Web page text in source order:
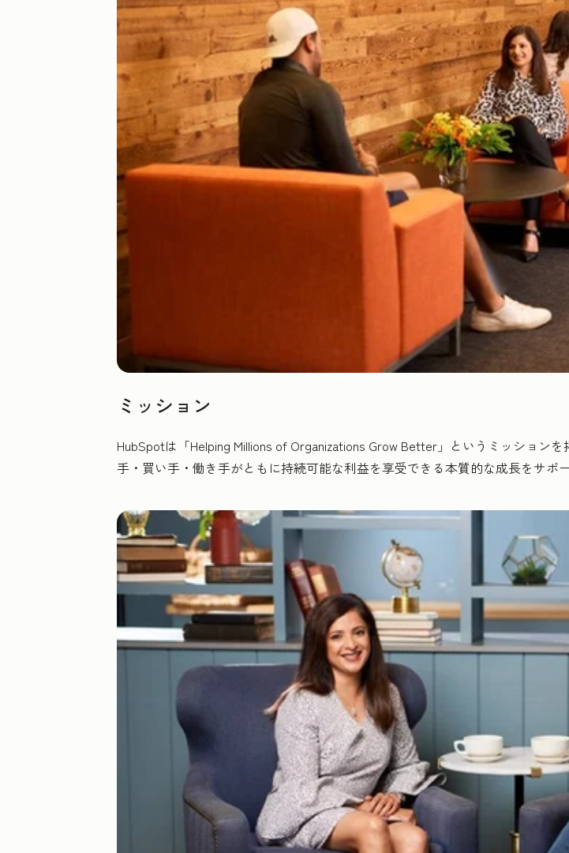
ミッション
HubSpotは「Helping Millions of Organizations Grow Better」というミッション
手・買い手・働き手がともに持続可能な利益を享受できる本質的な成長をサポ